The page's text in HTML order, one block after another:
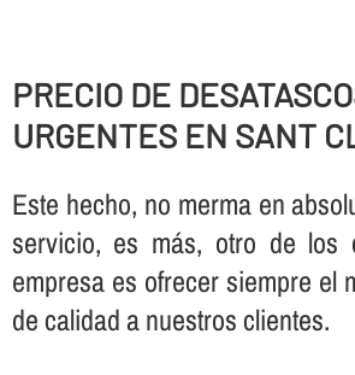
PRECIO DE
URGENTES EN SANT
Este hecho, no merma en
servicio, es más, otro de los
empresa es ofrecer siempre el
de calidad a nuestros clientes.